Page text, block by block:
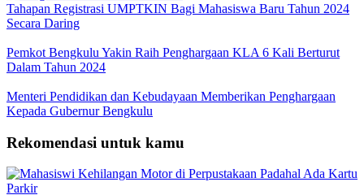
Tahapan Registrasi UMPTKIN Bagi Mahasiswa Baru Tahun 2024
Secara Daring
Pemkot Bengkulu Yakin Raih Penghargaan KLA 6 Kali Berturut
Dalam Tahun 2024
Menteri Pendidikan dan Kebudayaan Memberikan Penghargaan
Kepada Gubernur Bengkulu
Rekomendasi untuk kamu